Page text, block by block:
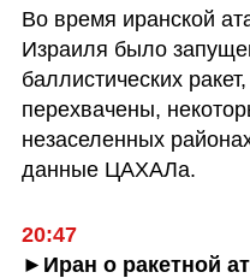
Во время иранской
Израиля было
баллистических
перехвачены,
незаселенных
данные ЦАХАЛа.
20:47
►Иран о ракетной